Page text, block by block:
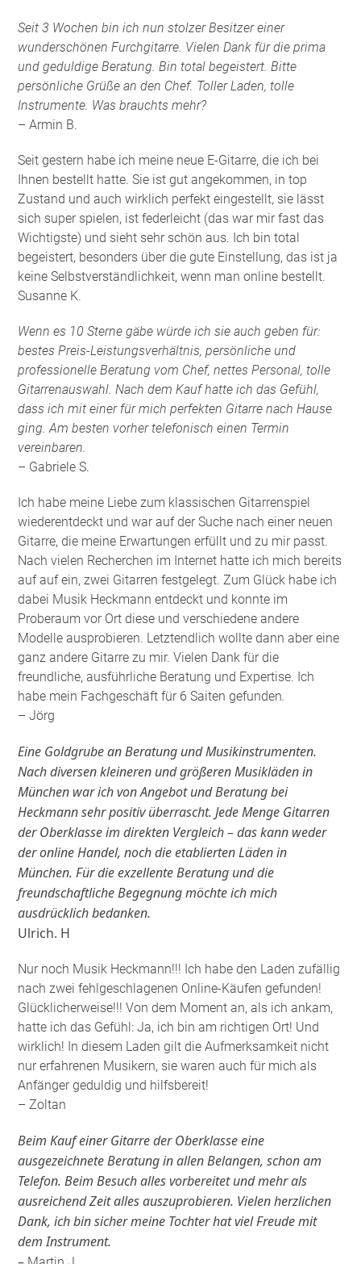
Seit 3 Wochen bin ich nun stolzer Besitzer einer
wunderschönen Furchgitarre. Vielen Dank für die prima
und geduldige Beratung. Bin total begeistert. Bitte
persönliche Grüße an den Chef. Toller Laden, tolle
Instrumente. Was brauchts mehr?
– Armin B.
Seit gestern habe ich meine neue E-Gitarre, die ich bei
Ihnen bestellt hatte. Sie ist gut angekommen, in top
Zustand und auch wirklich perfekt eingestellt, sie lässt
sich super spielen, ist federleicht (das war mir fast das
Wichtigste) und sieht sehr schön aus. Ich bin total
begeistert, besonders über die gute Einstellung, das ist ja
keine Selbstverständlichkeit, wenn man online bestellt.
Susanne K.
Wenn es 10 Sterne gäbe würde ich sie auch geben für:
bestes Preis-Leistungsverhältnis, persönliche und
professionelle Beratung vom Chef, nettes Personal, tolle
Gitarrenauswahl. Nach dem Kauf hatte ich das Gefühl,
dass ich mit einer für mich perfekten Gitarre nach Hause
ging. Am besten vorher telefonisch einen Termin
vereinbaren.
– Gabriele S.
Ich habe meine Liebe zum klassischen Gitarrenspiel
wiederentdeckt und war auf der Suche nach einer neuen
Gitarre, die meine Erwartungen erfüllt und zu mir passt.
Nach vielen Recherchen im Internet hatte ich mich bereits
auf auf ein, zwei Gitarren festgelegt. Zum Glück habe ich
dabei Musik Heckmann entdeckt und konnte im
Proberaum vor Ort diese und verschiedene andere
Modelle ausprobieren. Letztendlich wollte dann aber eine
ganz andere Gitarre zu mir. Vielen Dank für die
freundliche, ausführliche Beratung und Expertise. Ich
habe mein Fachgeschäft für 6 Saiten gefunden
– Jörg
Eine Goldgrube an Beratung und Musikinstrumenten.
Nach diversen kleineren und größeren Musikläden in
München war ich von Angebot und Beratung bei
Heckmann sehr positiv überrascht. Jede Menge Gitarren
der Oberklasse im direkten Vergleich – das kann weder
der online Handel, noch die etablierten Läden in
München. Für die exzellente Beratung und die
freundschaftliche Begegnung möchte ich mich
ausdrücklich bedanken.
Ulrich. H
Nur noch Musik Heckmann!!! Ich habe den Laden zufällig
nach zwei fehlgeschlagenen Online-Käufen gefunden!
Glücklicherweise!!! Von dem Moment an, als ich ankam,
hatte ich das Gefühl: Ja, ich bin am richtigen Ort! Und
wirklich! In diesem Laden gilt die Aufmerksamkeit nicht
nur erfahrenen Musikern, sie waren auch für mich als
Anfänger geduldig und hilfsbereit!
– Zoltan
Beim Kauf einer Gitarre der Oberklasse eine
ausgezeichnete Beratung in allen Belangen, schon am
Telefon. Beim Besuch alles vorbereitet und mehr als
ausreichend Zeit alles auszuprobieren. Vielen herzlichen
Dank, ich bin sicher meine Tochter hat viel Freude mit
dem Instrument.